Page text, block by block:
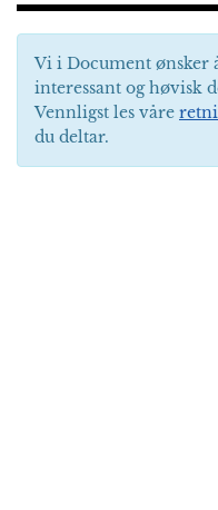
Vi i Document ønsker
interessant og høvisk
Vennligst les våre
du deltar.